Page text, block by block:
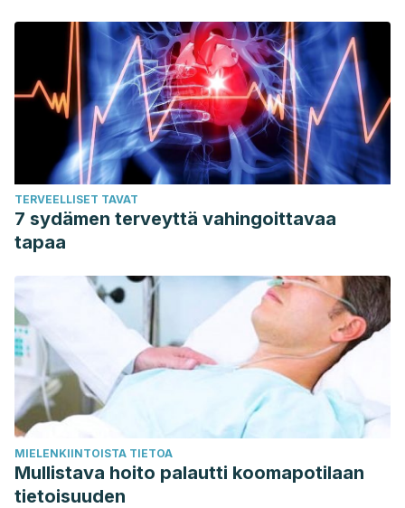
TERVEELLISET TAVAT
7 sydämen terveyttä vahingoittavaa
tapaa
MIELENKIINTOISTA TIETOA
Mullistava hoito palautti koomapotilaan
tietoisuuden